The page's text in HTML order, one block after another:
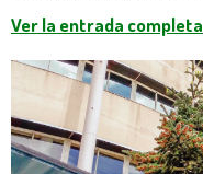
Ver la entrada completa